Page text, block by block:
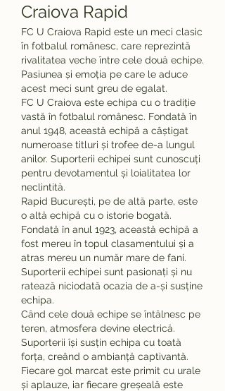
Craiova Rapid
FC U Craiova Rapid este un meci clasic
în fotbalul românesc, care reprezintă
rivalitatea veche între cele două echipe.
Pasiunea și emoția pe care le aduce
acest meci sunt greu de egalat.
FC U Craiova este echipa cu o tradiție
vastă în fotbalul românesc. Fondată în
anul 1948, această echipă a câștigat
numeroase titluri și trofee de-a lungul
anilor. Suporterii echipei sunt cunoscuți
pentru devotamentul și loialitatea lor
neclintită.
Rapid București, pe de altă parte, este
o altă echipă cu o istorie bogată.
Fondată în anul 1923, această echipă a
fost mereu în topul clasamentului și a
atras mereu un număr mare de fani.
Suporterii echipei sunt pasionați și nu
ratează niciodată ocazia de a-și susține
echipa.
Când cele două echipe se întâlnesc pe
teren, atmosfera devine electrică.
Suporterii își susțin echipa cu toată
forța, creând o ambianță captivantă.
Fiecare gol marcat este primit cu urale
și aplauze, iar fiecare greșeală este